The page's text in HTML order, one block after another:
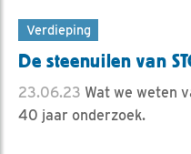
Verdieping
De steenuilen van
23.06.23 Wat we weten
40 jaar onderzoek.